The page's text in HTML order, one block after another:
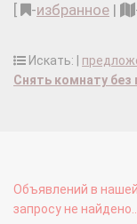
-избранное |
Искать: |
Снять комнату
Объявлений в
запросу не